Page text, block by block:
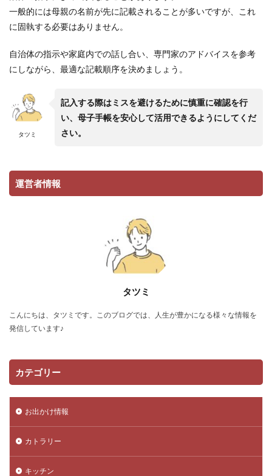
一般的には母親の名前が先に記載されることが多いですが、これ
に固執する必要はありません。
自治体の指示や家庭内での話し合い、専門家のアドバイスを参考
にしながら、最適な記載順序を決めましょう。
タツミ
記入する際はミスを避けるために慎重に確認を行
い、母子手帳を安心して活用できるようにしてくだ
さい。
運営者情報
タツミ
こんにちは、タツミです。このブログでは、人生が豊かになる様々な情報を
発信しています♪
カテゴリー
お出かけ情報
カトラリー
キッチン